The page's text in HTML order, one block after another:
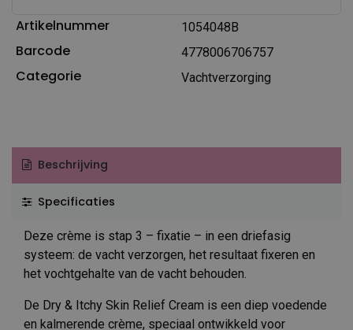
Artikelnummer 1054048B
Barcode 4778006706757
Categorie Vachtverzorging
Beschrijving
Specificaties
Deze crème is stap 3 – fixatie – in een driefasig
systeem: de vacht verzorgen, het resultaat fixeren en
het vochtgehalte van de vacht behouden.
De Dry & Itchy Skin Relief Cream is een diep voedende
en kalmerende crème, speciaal ontwikkeld voor